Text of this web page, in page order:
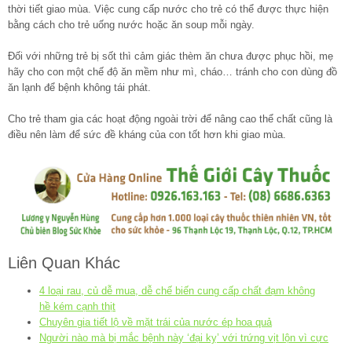
thời tiết giao mùa. Việc cung cấp nước cho trẻ có thể được thực hiện
bằng cách cho trẻ uống nước hoặc ăn soup mỗi ngày.
Đối với những trẻ bị sốt thì cảm giác thèm ăn chưa được phục hồi, mẹ
hãy cho con một chế độ ăn mềm như mì, cháo… tránh cho con dùng đồ
ăn lạnh để bệnh không tái phát.
Cho trẻ tham gia các hoạt động ngoài trời để nâng cao thể chất cũng là
điều nên làm để sức đề kháng của con tốt hơn khi giao mùa.
Liên Quan Khác
4 loại rau, củ dễ mua, dễ chế biến cung cấp chất đạm không
hề kém cạnh thịt
Chuyên gia tiết lộ về mặt trái của nước ép hoa quả
Người nào mà bị mắc bệnh này ‘đại kỵ’ với trứng vịt lộn vì cực